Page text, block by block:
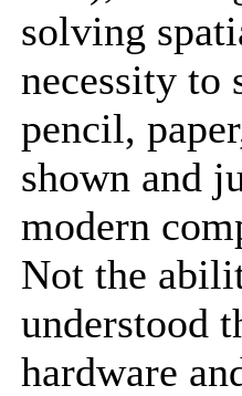
solving
necessity to
pencil,
shown and
modern
Not the
understood
hardware